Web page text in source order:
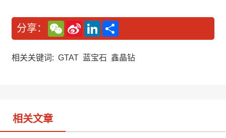
分享：
W
e
C
a
S
n
W
L
n
e
相关关键词: GTAT 蓝宝石 鑫晶钻
相关文章